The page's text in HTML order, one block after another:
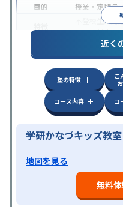
目的
授業・定期テ
不登校生に対
ライン対応
近く
塾の特徴
こ
コース内容
コ
学研かなづキッズ教室
地図を見る
無料